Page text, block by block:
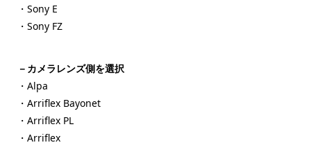
・Sony E
・Sony FZ
－カメラレンズ側を選択
・Alpa
・Arriflex Bayonet
・Arriflex PL
・Arriflex